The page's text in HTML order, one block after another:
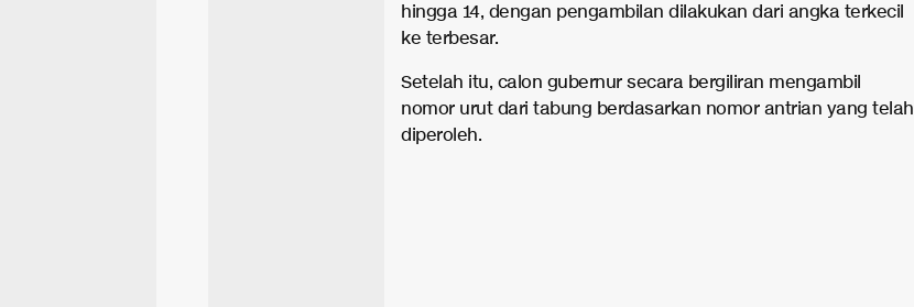
hingga 14, dengan pengambilan dilakukan dari angka terkecil
ke terbesar.
Setelah itu, calon gubernur secara bergiliran mengambil
nomor urut dari tabung berdasarkan nomor antrian yang telah
diperoleh.